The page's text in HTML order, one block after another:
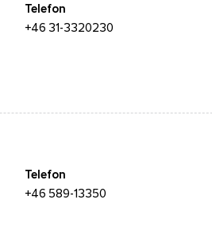
Telefon
+46 31-3320230
Telefon
+46 589-13350